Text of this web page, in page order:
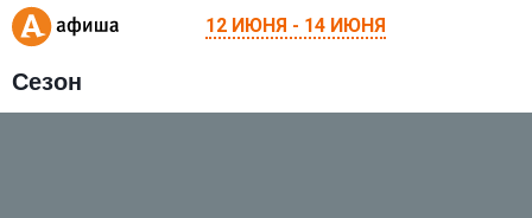
12 ИЮНЯ - 14 ИЮНЯ
Сезон